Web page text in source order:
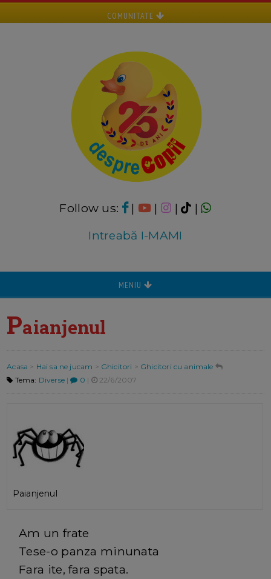
COMUNITATE
Follow us: | | |
|
Intreabă I-MAMI
MENIU
Paianjenul
Acasa > Hai sa ne jucam > Ghicitori > Ghicitori cu animale
Tema: Diverse| 0 | 22/6/2007
Paianjenul
Am un frate
Tese-o panza minunata
Fara ite, fara spata.